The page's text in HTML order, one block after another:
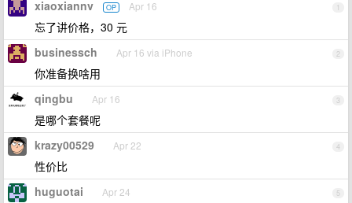
1
xiaoxiannv OP Apr 16
忘了讲价格，30 元
2
businessch Apr 16 via iPhone
你准备换啥用
3
qingbu Apr 16
是哪个套餐呢
4
krazy00529 Apr 22
性价比
5
huguotai Apr 24